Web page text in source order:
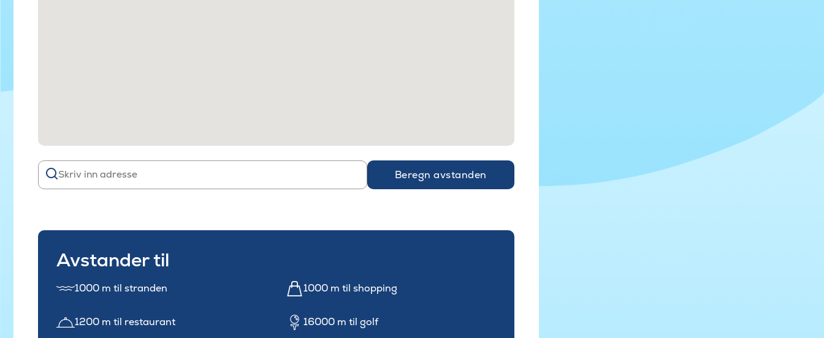
Beregn avstanden
Avstander til
1000 m til stranden 1000 m til shopping
1200 m til restaurant 16000 m til golf